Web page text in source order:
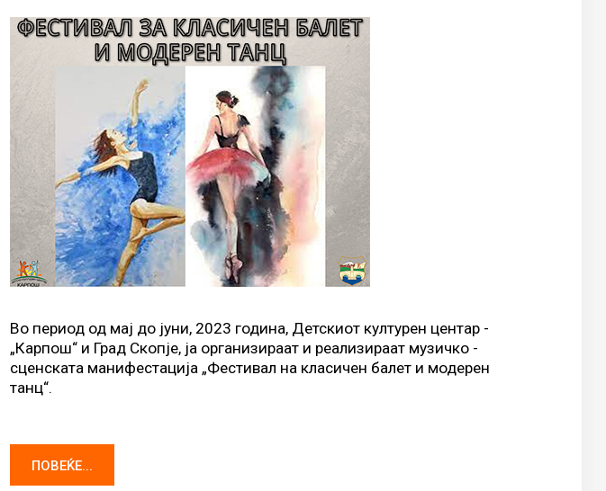
Во период од мај до јуни, 2023 година, Детскиот културен центар -
„Карпош“ и Град Скопје, ја организираат и реализираат музичко -
сценската манифестација „Фестивал на класичен балет и модерен
танц“.
ПОВЕЌЕ...